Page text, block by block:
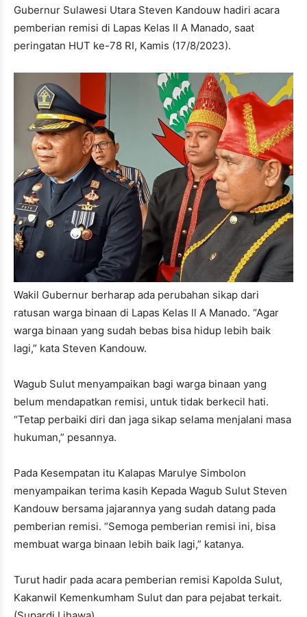
Gubernur Sulawesi Utara Steven Kandouw hadiri acara
pemberian remisi di Lapas Kelas II A Manado, saat
peringatan HUT ke-78 RI, Kamis (17/8/2023).
Wakil Gubernur berharap ada perubahan sikap dari
ratusan warga binaan di Lapas Kelas ll A Manado. “Agar
warga binaan yang sudah bebas bisa hidup lebih baik
lagi,” kata Steven Kandouw.
Wagub Sulut menyampaikan bagi warga binaan yang
belum mendapatkan remisi, untuk tidak berkecil hati.
“Tetap perbaiki diri dan jaga sikap selama menjalani masa
hukuman,” pesannya.
Pada Kesempatan itu Kalapas Marulye Simbolon
menyampaikan terima kasih Kepada Wagub Sulut Steven
Kandouw bersama jajarannya yang sudah datang pada
pemberian remisi. “Semoga pemberian remisi ini, bisa
membuat warga binaan lebih baik lagi,” katanya.
Turut hadir pada acara pemberian remisi Kapolda Sulut,
Kakanwil Kemenkumham Sulut dan para pejabat terkait.